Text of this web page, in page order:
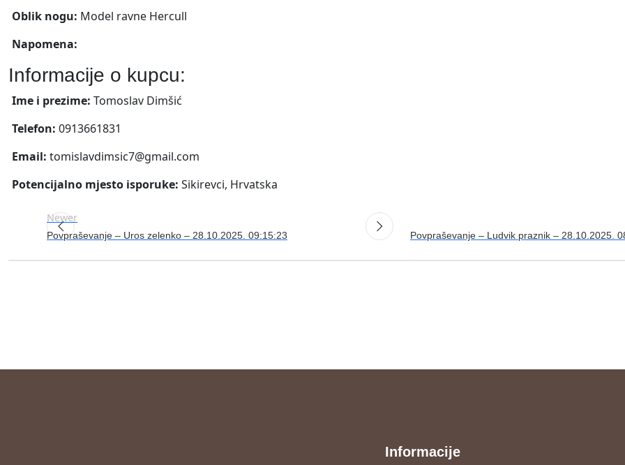
Oblik nogu: Model ravne Hercull
Napomena:
Informacije o kupcu:
Ime i prezime: Tomoslav Dimšić
Telefon: 0913661831
Email: tomislavdimsic7@gmail.com
Potencijalno mjesto isporuke: Sikirevci, Hrvatska
Newer
Povpraševanje – Uros zelenko – 28.10.2025. 09:15:23 Povpraševanje – Ludvik praznik – 28.10.2025.
Informacije